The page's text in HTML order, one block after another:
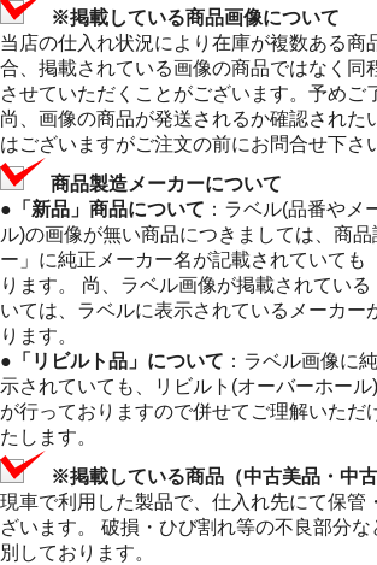
※掲載している商品画像について
当店の仕入れ状況により在庫が複数ある商
合、掲載されている画像の商品ではなく同
させていただくことがございます。予めご
尚、画像の商品が発送されるか確認された
はございますがご注文の前にお問合せ下さ
商品製造メーカーについて
●「新品」商品について ：ラベル(品番やメ
ル)の画像が無い商品につきましては、商
ー」に純正メーカー名が記載されていても
ります。 尚、ラベル画像が掲載されてい
いては、ラベルに表示されているメーカー
ります。
●「リビルト品」について ：ラベル画像に
示されていても、リビルト(オーバーホー
が行っておりますので併せてご理解いただ
たします。
※掲載している商品（中古美品・中
現車で利用した製品で、仕入れ先にて保管
ざいます。 破損・ひび割れ等の不良部分
別しております。